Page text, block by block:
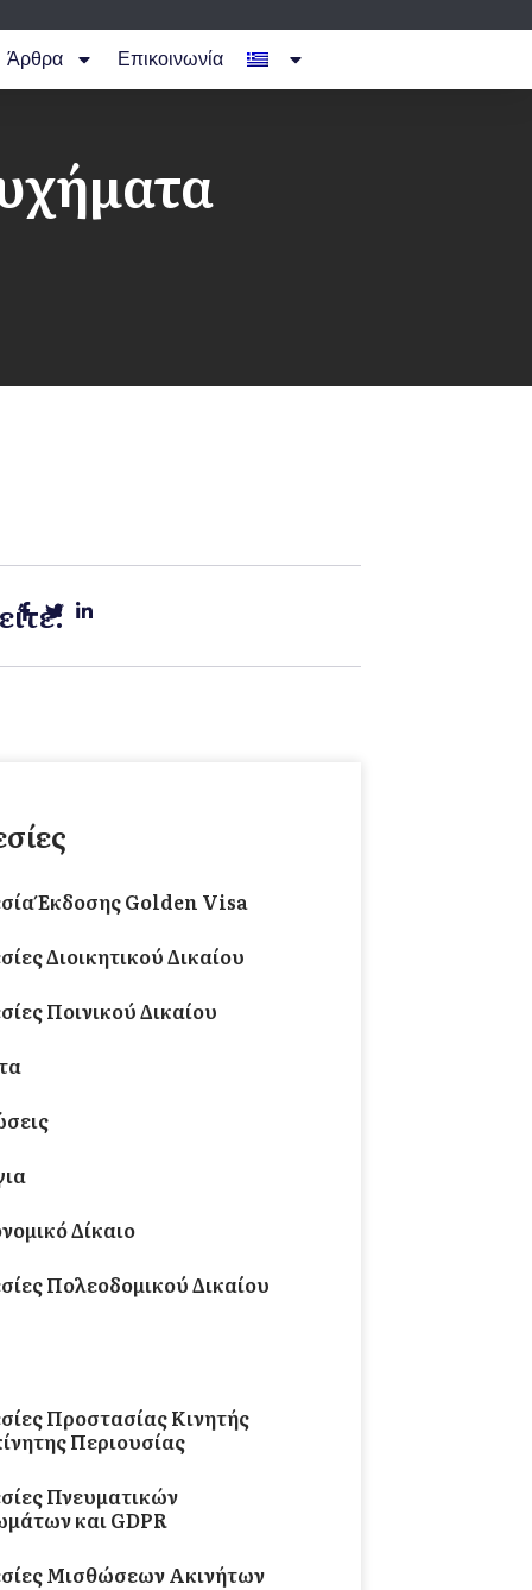
Άρθρα Επικοινωνία
Έκδοσης Golden Visa
Διοικητικού Δικαίου
Ποινικού Δικαίου
Δίκαιο
Πολεοδομικού Δικαίου
Προστασίας Κινητής
Περιουσίας
Πνευματικών
και GDPR
Μισθώσεων Ακινήτων